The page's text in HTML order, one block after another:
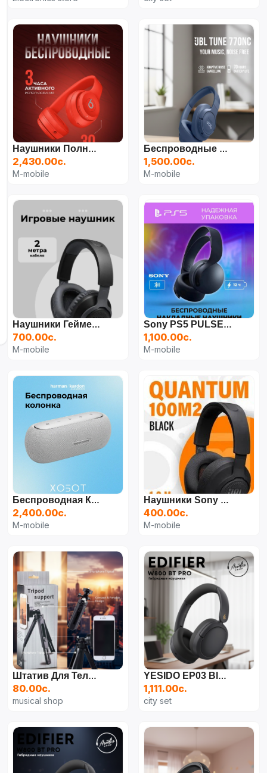
Наушники Полноразмерные Bluetooth Beats Studio3 Red
2,430.00с.
M-mobile
Беспроводные Наушники JBL Tune 770NC
1,500.00с.
M-mobile
Наушники Геймерские Игровые JBL Quantum 100
700.00с.
M-mobile
Sony PS5 PULSE Elite
1,100.00с.
M-mobile
Беспроводная Колонка Harman Kardon Luna, Bluetooth
2,400.00с.
M-mobile
Наушники Sony MDR-ZX110AP
400.00с.
M-mobile
Штатив Для Телефона Настольный
80.00с.
musical shop
YESIDO EP03 Bluetooth Беспроводная Стереогарнитура Складные Наушники С Аудиокабелем
1,111.00с.
city set